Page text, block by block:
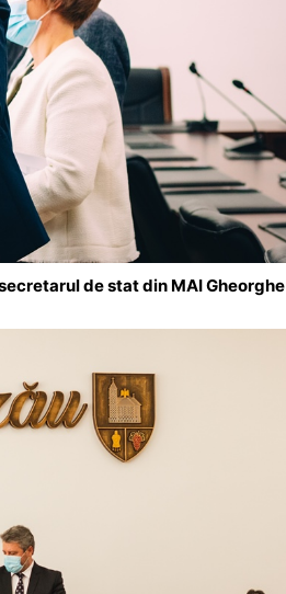
de stat din MAI Gheorghe